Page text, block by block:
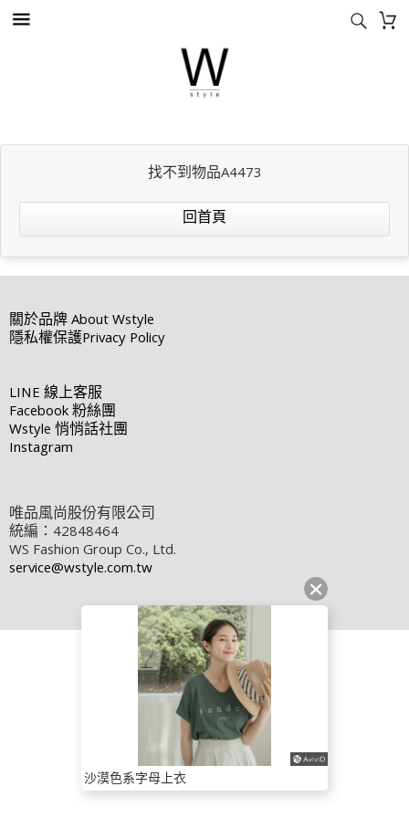
找不到物品A4473
回首頁
關於品牌About Wstyle
隱私權保護Privacy Policy
LINE線上客服
Facebook粉絲團
Wstyle悄悄話社團
Instagram
唯品風尚股份有限公司
統編：42848464
WS Fashion Group Co., Ltd.
service@wstyle.com.tw
沙漠色系字母上衣